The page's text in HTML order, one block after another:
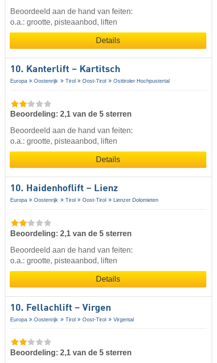
Beoordeeld aan de hand van feiten:
o.a.: grootte, pisteaanbod, liften
Details
10. Kanterlift – Kartitsch
Europa Oostenrijk Tirol Oost-Tirol Osttiroler Hochpustertal
Beoordeling: 2,1 van de 5 sterren
Beoordeeld aan de hand van feiten:
o.a.: grootte, pisteaanbod, liften
Details
10. Haidenhoflift – Lienz
Europa Oostenrijk Tirol Oost-Tirol Lienzer Dolomieten
Beoordeling: 2,1 van de 5 sterren
Beoordeeld aan de hand van feiten:
o.a.: grootte, pisteaanbod, liften
Details
10. Fellachlift – Virgen
Europa Oostenrijk Tirol Oost-Tirol Virgental
Beoordeling: 2,1 van de 5 sterren